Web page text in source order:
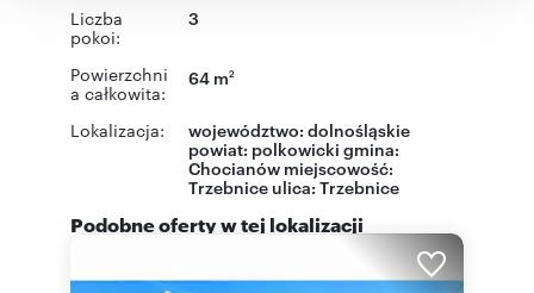
Liczba
pokoi:
3
Powierzchni
a całkowita:
64 m2
Lokalizacja: województwo: dolnośląskie
powiat: polkowicki gmina:
Chocianów miejscowość:
Trzebnice ulica: Trzebnice
Podobne oferty w tej lokalizacji